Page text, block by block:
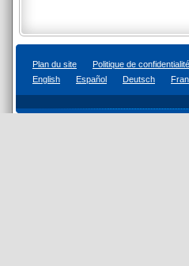
Plan du site Politique de confidentialité
English
Español Deutsch